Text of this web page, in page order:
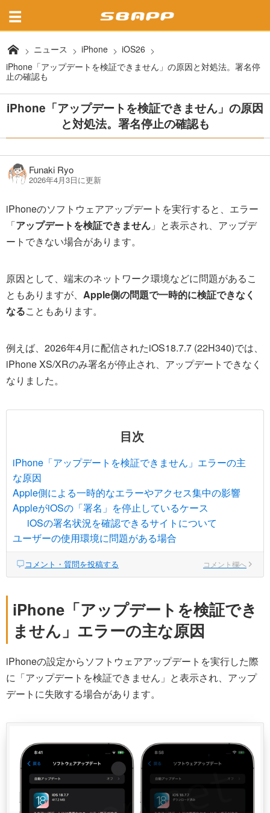
ニュース iPhone
iOS26
iPhone「アップデートを検証できません」の原因と対処法。署名停
止の確認も
iPhone「アップデートを検証できません」の原因
と対処法。署名停止の確認も
Funaki Ryo
2026年4月3日に更新
iPhoneのソフトウェアアップデートを実行すると、エラー
「アップデートを検証できません 」と表示され、アップデ
ートできない場合があります。
原因として、端末のネットワーク環境などに問題があるこ
ともありますが、 Apple側の問題で一時的に検証できなく
なることもあります。
例えば、2026年4月に配信されたiOS18.7.7 (22H340)では、
iPhone XS/XRのみ署名が停止され、アップデートできなく
なりました。
目次
iPhone「アップデートを検証できません」エラーの主
な原因
Apple側による一時的なエラーやアクセス集中の影響
AppleがiOSの「署名」を停止しているケース
iOSの署名状況を確認できるサイトについて
ユーザーの使用環境に問題がある場合
コメント・質問を投稿する コメント欄へ
iPhone「アップデートを検証でき
ません」エラーの主な原因
iPhoneの設定からソフトウェアアップデートを実行した際
に「アップデートを検証できません」と表示され、アップ
デートに失敗する場合があります。